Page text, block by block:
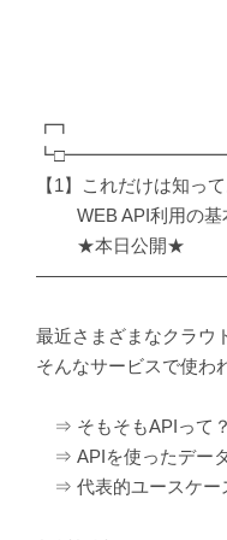
┏┓
【1】これだけは知っ
WEB API利用の基本
★本日公開★
最近さまざまなクラウ
そんなサービスで使わ
⇒ そもそもAPIって？
⇒ APIを使ったデー
⇒ 代表的ユースケー